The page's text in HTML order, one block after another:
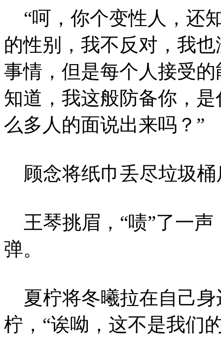
“呵，你个变性人，还
的性别，我不反对，我
事情，但是每个人接受
知道，我这般防备你，
么多人的面说出来吗？”
顾念将纸巾丢尽垃圾桶
王琴挑眉，“啧”了一声
弹。
夏柠将冬曦拉在自己身
柠，“诶呦，这不是我们